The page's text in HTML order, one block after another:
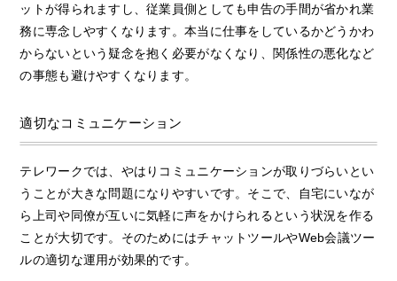
ットが得られますし、従業員側としても申告の手間が省かれ業
務に専念しやすくなります。本当に仕事をしているかどうかわ
からないという疑念を抱く必要がなくなり、関係性の悪化など
の事態も避けやすくなります。
適切なコミュニケーション
テレワークでは、やはりコミュニケーションが取りづらいとい
うことが大きな問題になりやすいです。そこで、自宅にいなが
ら上司や同僚が互いに気軽に声をかけられるという状況を作る
ことが大切です。そのためにはチャットツールやWeb会議ツー
ルの適切な運用が効果的です。